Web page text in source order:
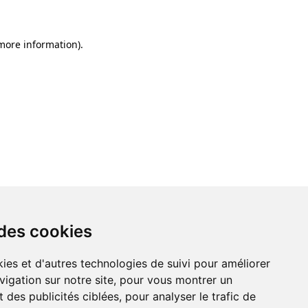
cookies
et d'autres technologies de suivi pour améliorer
sur notre site, pour vous montrer un
des publicités ciblées, pour analyser le trafic de
information).